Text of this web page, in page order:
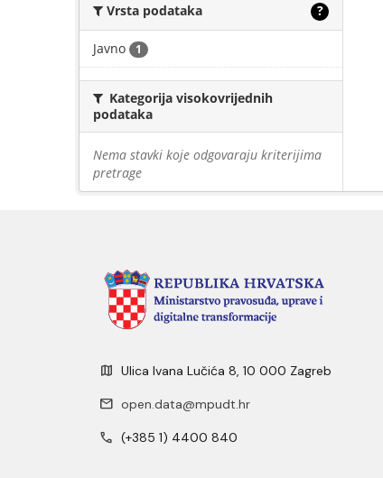
Vrsta podataka ?
Javno 1
Kategorija visokovrijednih
podataka
Nema stavki koje odgovaraju kriterijima
pretrage